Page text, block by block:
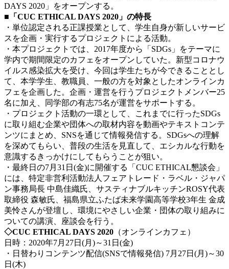
DAYS 2020」をオープンする。
■「CUC ETHICAL DAYS 2020」の特長
・単位認定される正課授業として、学生自身が新しいサービ
スを企画・実行するプロジェクトによる活動。
・本プロジェクトでは、2017年度から「SDGs」をテーマに
学内で期間限定のカフェをオープンしていた。新型コロナウ
イルス感染拡大を受け、今回は学生たちが今できることとし
て、本学学生、教職員、一般の方を対象としたオンラインカ
フェを企画した。企画・運営を行うプロジェクトメンバー25
名に加え、同学部の有志75名が運営をサポートする。
・プロジェクト活動の一環として、これまでに行ったSDGs
に取り組む企業や団体への取材内容を動画やテキストコンテ
ンツにまとめ、SNSを通じて情報発信する。SDGsへの理解
を深めてもらい、普段の生活を見直して、エシカルな行動を
意識するきっかけにしてもらうことが狙い。
・最終日の7月31日(金)に開催する「CUC ETHICAL懇談会」
には、特定非営利活動法人フェアトレード・ラベル・ジャパ
ン事務局長 中島佳織氏、サスティナブルキッチンROSY代表
取締役 森敏氏、福島県立ふたば未来学園高等学校3年生 金成
美怜さんが登壇し、環境にやさしい企業・団体の取り組みに
ついての講演、座談会を行う。
◇CUC ETHICAL DAYS 2020 （オンラインカフェ）
日時：2020年7月27日(月)～31日(金)
・日替わりコンテンツ配信(SNSで情報発信) 7月27日(月)～30
日(木)